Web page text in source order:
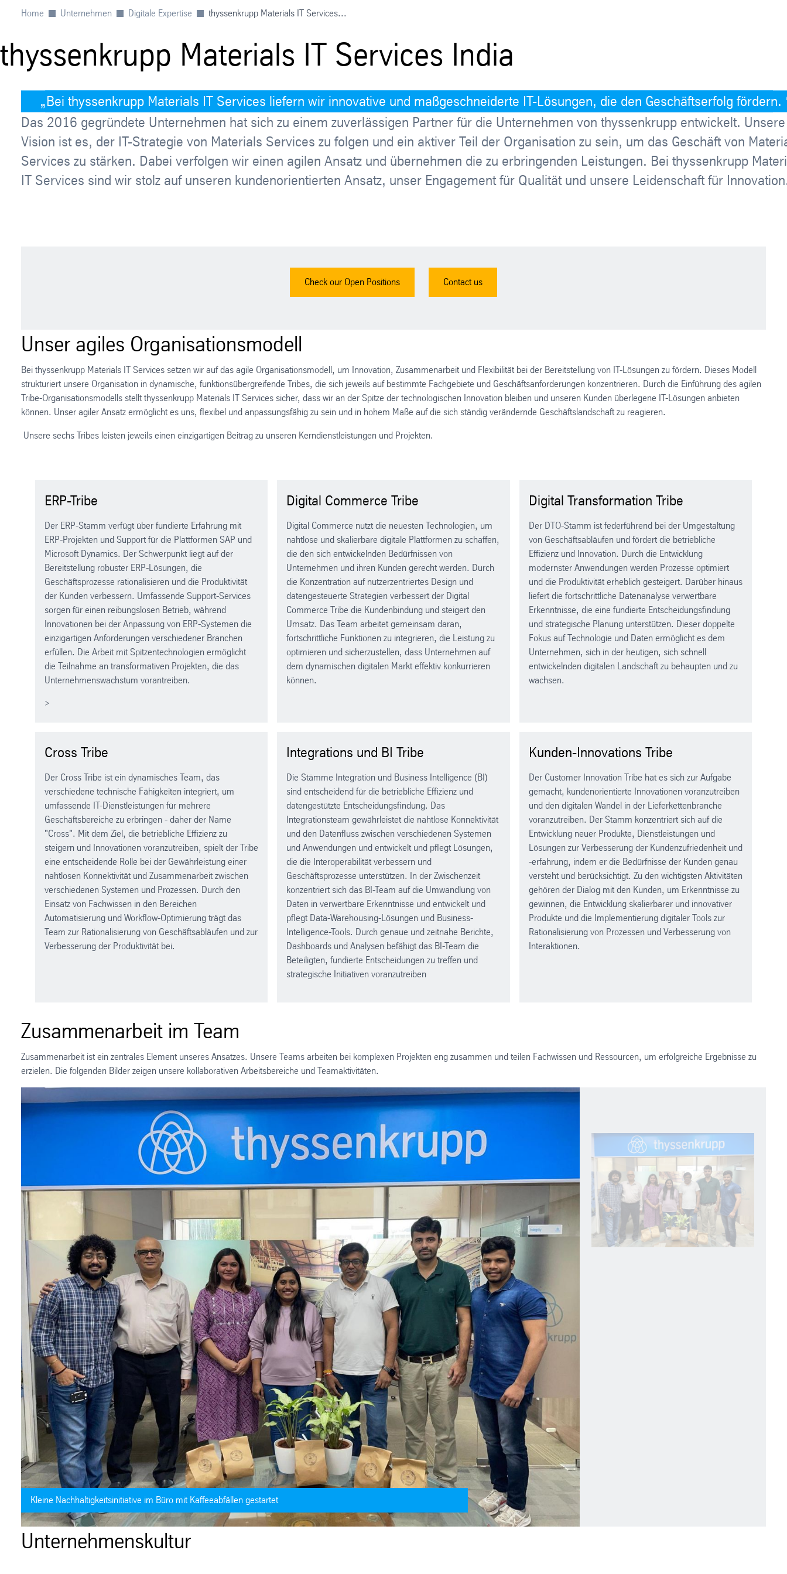
Home Unternehmen Digitale Expertise thyssenkrupp Materials IT Services...
thyssenkrupp Materials IT Services India
Bei thyssenkrupp Materials IT Services liefern wir innovative und maßgeschneiderte IT-Lösungen, die den Geschäftserfolg fördern.
Das 2016 gegründete Unternehmen hat sich zu einem zuverlässigen Partner für die Unternehmen von thyssenkrupp entwickelt. Unsere
Vision ist es, der IT-Strategie von Materials Services zu folgen und ein aktiver Teil der Organisation zu sein, um das Geschäft von
Services zu stärken. Dabei verfolgen wir einen agilen Ansatz und übernehmen die zu erbringenden Leistungen. Bei thyssenkrupp
IT Services sind wir stolz auf unseren kundenorientierten Ansatz, unser Engagement für Qualität und unsere Leidenschaft für
Check our Open Positions Contact us
Unser agiles Organisationsmodell
Bei thyssenkrupp Materials IT Services setzen wir auf das agile Organisationsmodell, um Innovation, Zusammenarbeit und Flexibilität bei der Bereitstellung von IT-Lösungen zu fördern. Dieses Modell
strukturiert unsere Organisation in dynamische, funktionsübergreifende Tribes, die sich jeweils auf bestimmte Fachgebiete und Geschäftsanforderungen konzentrieren. Durch die Einführung des agilen
Tribe-Organisationsmodells stellt thyssenkrupp Materials IT Services sicher, dass wir an der Spitze der technologischen Innovation bleiben und unseren Kunden überlegene IT-Lösungen anbieten
können. Unser agiler Ansatz ermöglicht es uns, flexibel und anpassungsfähig zu sein und in hohem Maße auf die sich ständig verändernde Geschäftslandschaft zu reagieren.
Unsere sechs Tribes leisten jeweils einen einzigartigen Beitrag zu unseren Kerndienstleistungen und Projekten.
ERP-Tribe
Der ERP-Stamm verfügt über fundierte Erfahrung mit
ERP-Projekten und Support für die Plattformen SAP und
Microsoft Dynamics. Der Schwerpunkt liegt auf der
Bereitstellung robuster ERP-Lösungen, die
Geschäftsprozesse rationalisieren und die Produktivität
der Kunden verbessern. Umfassende Support-Services
sorgen für einen reibungslosen Betrieb, während
Innovationen bei der Anpassung von ERP-Systemen die
einzigartigen Anforderungen verschiedener Branchen
erfüllen. Die Arbeit mit Spitzentechnologien ermöglicht
die Teilnahme an transformativen Projekten, die das
Unternehmenswachstum vorantreiben.
>
Digital Commerce Tribe
Digital Commerce nutzt die neuesten Technologien, um
nahtlose und skalierbare digitale Plattformen zu schaffen,
die den sich entwickelnden Bedürfnissen von
Unternehmen und ihren Kunden gerecht werden. Durch
die Konzentration auf nutzerzentriertes Design und
datengesteuerte Strategien verbessert der Digital
Commerce Tribe die Kundenbindung und steigert den
Umsatz. Das Team arbeitet gemeinsam daran,
fortschrittliche Funktionen zu integrieren, die Leistung zu
optimieren und sicherzustellen, dass Unternehmen auf
dem dynamischen digitalen Markt effektiv konkurrieren
können.
Digital Transformation Tribe
Der DTO-Stamm ist federführend bei der Umgestaltung
von Geschäftsabläufen und fördert die betriebliche
Effizienz und Innovation. Durch die Entwicklung
modernster Anwendungen werden Prozesse optimiert
und die Produktivität erheblich gesteigert. Darüber hinaus
liefert die fortschrittliche Datenanalyse verwertbare
Erkenntnisse, die eine fundierte Entscheidungsfindung
und strategische Planung unterstützen. Dieser doppelte
Fokus auf Technologie und Daten ermöglicht es dem
Unternehmen, sich in der heutigen, sich schnell
entwickelnden digitalen Landschaft zu behaupten und zu
wachsen.
Cross Tribe
Der Cross Tribe ist ein dynamisches Team, das
verschiedene technische Fähigkeiten integriert, um
umfassende IT-Dienstleistungen für mehrere
Geschäftsbereiche zu erbringen - daher der Name
"Cross". Mit dem Ziel, die betriebliche Effizienz zu
steigern und Innovationen voranzutreiben, spielt der Tribe
eine entscheidende Rolle bei der Gewährleistung einer
nahtlosen Konnektivität und Zusammenarbeit zwischen
verschiedenen Systemen und Prozessen. Durch den
Einsatz von Fachwissen in den Bereichen
Automatisierung und Workflow-Optimierung trägt das
Team zur Rationalisierung von Geschäftsabläufen und zur
Verbesserung der Produktivität bei.
Integrations und BI Tribe
Die Stämme Integration und Business Intelligence (BI)
sind entscheidend für die betriebliche Effizienz und
datengestützte Entscheidungsfindung. Das
Integrationsteam gewährleistet die nahtlose Konnektivität
und den Datenfluss zwischen verschiedenen Systemen
und Anwendungen und entwickelt und pflegt Lösungen,
die die Interoperabilität verbessern und
Geschäftsprozesse unterstützen. In der Zwischenzeit
konzentriert sich das BI-Team auf die Umwandlung von
Daten in verwertbare Erkenntnisse und entwickelt und
pflegt Data-Warehousing-Lösungen und Business-
Intelligence-Tools. Durch genaue und zeitnahe Berichte,
Dashboards und Analysen befähigt das BI-Team die
Beteiligten, fundierte Entscheidungen zu treffen und
strategische Initiativen voranzutreiben
Kunden-Innovations Tribe
Der Customer Innovation Tribe hat es sich zur Aufgabe
gemacht, kundenorientierte Innovationen voranzutreiben
und den digitalen Wandel in der Lieferkettenbranche
voranzutreiben. Der Stamm konzentriert sich auf die
Entwicklung neuer Produkte, Dienstleistungen und
Lösungen zur Verbesserung der Kundenzufriedenheit und
-erfahrung, indem er die Bedürfnisse der Kunden genau
versteht und berücksichtigt. Zu den wichtigsten Aktivitäten
gehören der Dialog mit den Kunden, um Erkenntnisse zu
gewinnen, die Entwicklung skalierbarer und innovativer
Produkte und die Implementierung digitaler Tools zur
Rationalisierung von Prozessen und Verbesserung von
Interaktionen.
Zusammenarbeit im Team
Zusammenarbeit ist ein zentrales Element unseres Ansatzes. Unsere Teams arbeiten bei komplexen Projekten eng zusammen und teilen Fachwissen und Ressourcen, um erfolgreiche Ergebnisse zu
erzielen. Die folgenden Bilder zeigen unsere kollaborativen Arbeitsbereiche und Teamaktivitäten.
Kleine Nachhaltigkeitsinitiative im Büro mit Kaffeeabfällen gestartet
Unternehmenskultur